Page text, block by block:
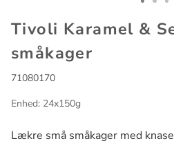
Tivoli Karamel &
småkager
71080170
Enhed: 24x150g
Lækre små småkager med